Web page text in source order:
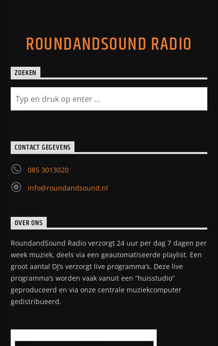
ROUNDANDSOUND RADIO
ZOEKEN
CONTACT GEGEVENS
085 3013020
info@roundandsound.nl
OVER ONS
RoundandSound Radio verzorgt 24 uur per dag 7 dagen per
week muziek, deels via een geautomatiseerde playlist. Een
groot aantal DJ’s verzorgt live programma’s. Deze live
programma’s worden vaak vanuit een “huisstudio”
geproduceerd en via onze centrale muziekcomputer
gedistribueerd.